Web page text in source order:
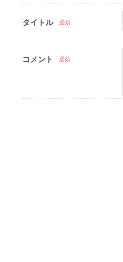
タイトル 必須
コメント 必須